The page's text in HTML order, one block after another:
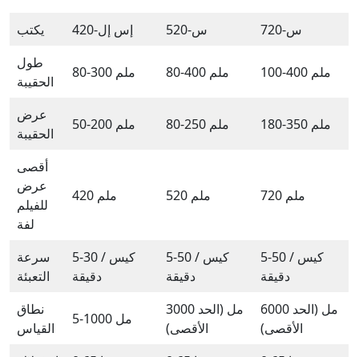
يكتب إس إل-420 س-520
س-720
طول
الحقيبة
80-300 ملم 80-400 ملم 100-400 ملم
عرض
الحقيبة
50-200 ملم 80-250 ملم 180-350 ملم
أقصى
عرض
للفيلم
لفة
420 ملم 520 ملم 720 ملم
سرعة
التعبئة
5-30 كيس /
دقيقة
5-50 كيس /
دقيقة
5-50 كيس /
دقيقة
نطاق
القياس
5-1000 مل
3000 مل (الحد
الأقصى)
6000 مل (الحد
الأقصى)